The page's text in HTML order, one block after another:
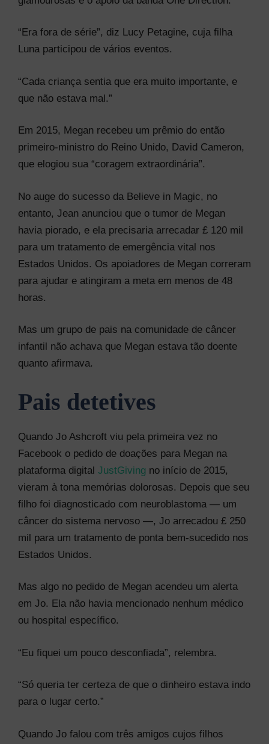
“Era fora de série”, diz Lucy Petagine, cuja filha
Luna participou de vários eventos.
“Cada criança sentia que era muito importante, e
que não estava mal.”
Em 2015, Megan recebeu um prêmio do então
primeiro-ministro do Reino Unido, David Cameron,
que elogiou sua “coragem extraordinária”.
No auge do sucesso da Believe in Magic, no
entanto, Jean anunciou que o tumor de Megan
havia piorado, e ela precisaria arrecadar £ 120 mil
para um tratamento de emergência vital nos
Estados Unidos. Os apoiadores de Megan correram
para ajudar e atingiram a meta em menos de 48
horas.
Mas um grupo de pais na comunidade de câncer
infantil não achava que Megan estava tão doente
quanto afirmava.
Pais detetives
Quando Jo Ashcroft viu pela primeira vez no
Facebook o pedido de doações para Megan na
plataforma digital JustGiving no início de 2015,
vieram à tona memórias dolorosas. Depois que seu
filho foi diagnosticado com neuroblastoma — um
câncer do sistema nervoso —, Jo arrecadou £ 250
mil para um tratamento de ponta bem-sucedido nos
Estados Unidos.
Mas algo no pedido de Megan acendeu um alerta
em Jo. Ela não havia mencionado nenhum médico
ou hospital específico.
“Eu fiquei um pouco desconfiada”, relembra.
“Só queria ter certeza de que o dinheiro estava indo
para o lugar certo.”
Quando Jo falou com três amigos cujos filhos